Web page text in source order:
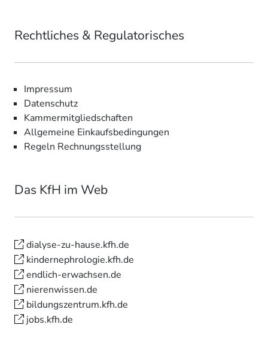
Rechtliches & Regulatorisches
Impressum
Datenschutz
Kammermitgliedschaften
Allgemeine Einkaufsbedingungen
Regeln Rechnungsstellung
Das KfH im Web
dialyse-zu-hause.kfh.de
kindernephrologie.kfh.de
endlich-erwachsen.de
nierenwissen.de
bildungszentrum.kfh.de
jobs.kfh.de